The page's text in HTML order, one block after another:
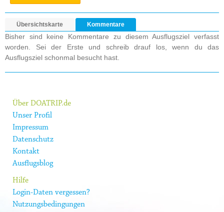
Übersichtskarte Kommentare
Bisher sind keine Kommentare zu diesem Ausflugsziel verfasst
worden. Sei der Erste und schreib drauf los, wenn du das
Ausflugsziel schonmal besucht hast.
Über DOATRIP.de
Unser Profil
Impressum
Datenschutz
Kontakt
Ausflugsblog
Hilfe
Login-Daten vergessen?
Nutzungsbedingungen